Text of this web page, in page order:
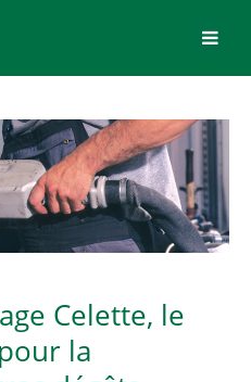
Celette, le
la